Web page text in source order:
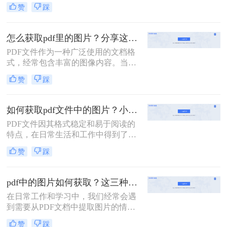
绍二种获取PDF中图片的方法。
赞 踩
怎么获取pdf里的图片？分享这二种常用的方法！
PDF文件作为一种广泛使用的文档格
式，经常包含丰富的图像内容。当我
们需要从PDF中提取这些图片时，可
以采用多种方法。那么怎么获取pdf里
法。
赞 踩
如何获取pdf文件中的图片？小编给你分享这三种简单的方法!！
PDF文件因其格式稳定和易于阅读的
特点，在日常生活和工作中得到了广
泛应用。然而，有时我们可能需要从
PDF文件中提取其中的图片，用于进
取pdf文件中的图片呢？本文将介绍几
种常用的方法来获取PDF文件中的图
片。
赞 踩
pdf中的图片如何获取？这三种方法值得收藏！
在日常工作和学习中，我们经常会遇
到需要从PDF文档中提取图片的情
况。这些图片可能是图表、插图、扫
赞 踩